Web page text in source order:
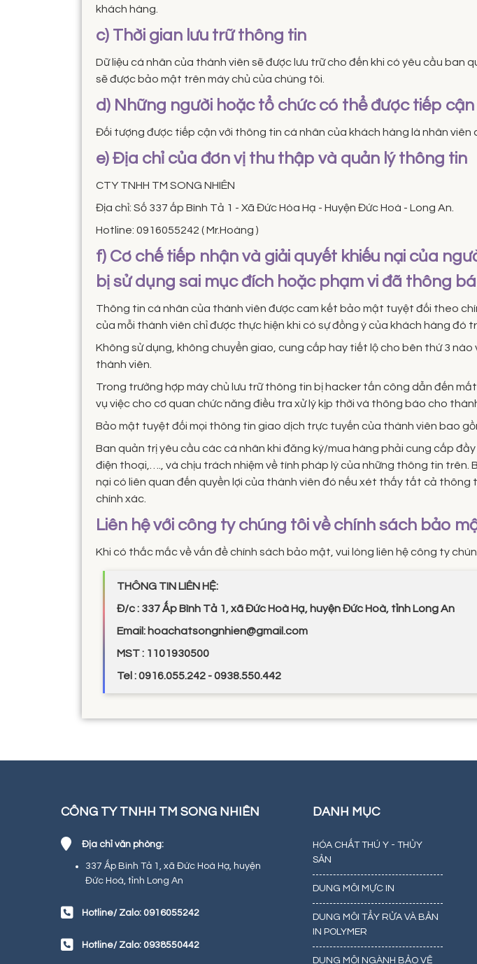
khách hàng.
c) Thời gian lưu trữ thông tin
Dữ liệu cá nhân của thành viên sẽ được lưu trữ cho đến khi có yêu cầu
sẽ được bảo mật trên máy chủ của chúng tôi.
d) Những người hoặc tổ chức có thể được tiếp
Đối tượng được tiếp cận với thông tin cá nhân của khách hàng là nhân viên
e) Địa chỉ của đơn vị thu thập và quản lý thông tin
CTY TNHH TM SONG NHIÊN
Địa chỉ: Số 337 ấp Bình Tả 1 - Xã Đức Hòa Hạ - Huyện Đức Hoà - Long An.
Hotline: 0916055242 ( Mr.Hoàng )
f) Cơ chế tiếp nhận và giải quyết khiếu nại của
bị sử dụng sai mục đích hoặc phạm vi đã thông
Thông tin cá nhân của thành viên được cam kết bảo mật tuyệt đối theo
của mỗi thành viên chỉ được thực hiện khi có sự đồng ý của khách hàng đó
Không sử dụng, không chuyển giao, cung cấp hay tiết lộ cho bên thứ 3
thành viên.
Trong trường hợp máy chủ lưu trữ thông tin bị hacker tấn công dẫn đến
vụ việc cho cơ quan chức năng điều tra xử lý kịp thời và thông báo cho
Bảo mật tuyệt đối mọi thông tin giao dịch trực tuyến của thành viên bao
Ban quản trị yêu cầu các cá nhân khi đăng ký/mua hàng phải cung cấp
điện thoại,…., và chịu trách nhiệm về tính pháp lý của những thông tin trên.
nại có liên quan đến quyền lợi của thành viên đó nếu xét thấy tất cả
chính xác.
Liên hệ với công ty chúng tôi về chính sách bảo
Khi có thắc mắc về vấn đề chính sách bảo mật, vui lòng liên hệ công ty
THÔNG TIN LIÊN HỆ:
Đ/c : 337 Ấp Bình Tả 1, xã Đức Hoà Hạ, huyện Đức Hoà, tỉnh Long An
Email: hoachatsongnhien@gmail.com
MST : 1101930500
Tel : 0916.055.242 - 0938.550.442
CÔNG TY TNHH TM SONG NHIÊN
Địa chỉ văn phòng:
337 Ấp Bình Tả 1, xã Đức Hoà Hạ, huyện
Đức Hoà, tỉnh Long An
Hotline/ Zalo: 0916055242
Hotline/ Zalo: 0938550442
DANH MỤC
HÓA CHẤT THÚ Y - THỦY
SẢN
DUNG MÔI MỰC IN
DUNG MÔI TẨY RỬA VÀ BẢN
IN POLYMER
DUNG MÔI NGÀNH BẢO VỆ